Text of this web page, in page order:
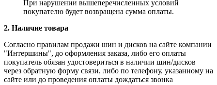
При нарушении вышеперечисленных условий
покупателю будет возвращена сумма оплаты.
2. Наличие товара
Согласно правилам продажи шин и дисков на сайте компании
"Интершины", до оформления заказа, либо его оплаты
покупатель обязан удостовериться в наличии шин/дисков
через обратную форму связи, либо по телефону, указанному на
сайте или до проведения оплаты дождаться звонка